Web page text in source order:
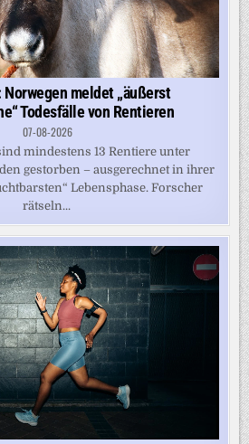
meldet „äußerst
Todesfälle von Rentieren
07-08-2026
mindestens 13 Rentiere unter
gestorben – ausgerechnet in ihrer
Lebensphase. Forscher
rätseln...